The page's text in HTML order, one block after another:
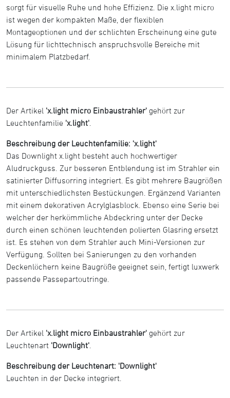
sorgt für visuelle Ruhe und hohe Effizienz. Die x.light micro
ist wegen der kompakten Maße, der flexiblen
Montageoptionen und der schlichten Erscheinung eine gute
Lösung für lichttechnisch anspruchsvolle Bereiche mit
minimalem Platzbedarf.
Der Artikel 'x.light micro Einbaustrahler' gehört zur
Leuchtenfamilie 'x.light'
Beschreibung der Leuchtenfamilie: 'x.light'
Das Downlight x.light besteht auch hochwertiger
Aludruckguss. Zur besseren Entblendung ist im Strahler ein
satinierter Diffusorring integriert. Es gibt mehrere Baugrößen
mit unterschiedlichsten Bestückungen. Ergänzend Varianten
mit einem dekorativen Acrylglasblock. Ebenso eine Serie bei
welcher der herkömmliche Abdeckring unter der Decke
durch einen schönen leuchtenden polierten Glasring ersetzt
ist. Es stehen von dem Strahler auch Mini-Versionen zur
Verfügung. Sollten bei Sanierungen zu den vorhanden
Deckenlöchern keine Baugröße geeignet sein, fertigt luxwerk
passende Passepartoutringe.
Der Artikel 'x.light micro Einbaustrahler' gehört zur
Leuchtenart 'Downlight'
Beschreibung der Leuchtenart: 'Downlight'
Leuchten in der Decke integriert.